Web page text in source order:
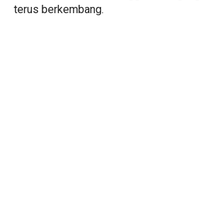
terus berkembang.